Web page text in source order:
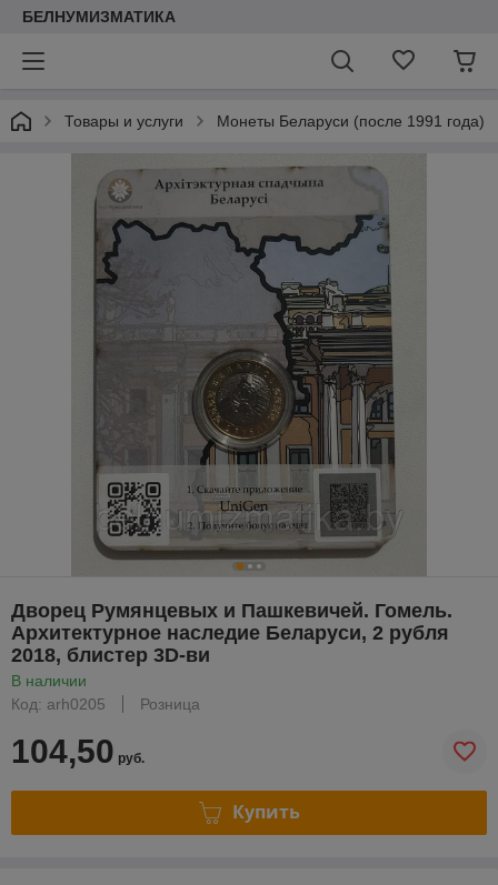
БЕЛНУМИЗМАТИКА
Товары и услуги Монеты Беларуси (после 1991 года)
Дворец Румянцевых и Пашкевичей. Гомель.
Архитектурное наследие Беларуси, 2 рубля
2018, блистер 3D-ви
В наличии
Код: arh0205
Розница
104,50 руб.
Купить